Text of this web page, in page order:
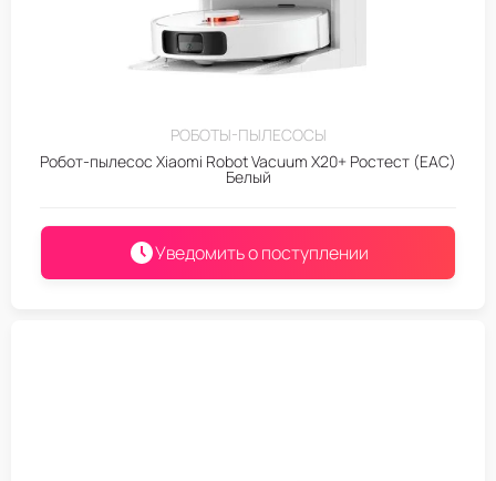
РОБОТЫ-ПЫЛЕСОСЫ
Робот-пылесос Xiaomi Robot Vacuum X20+ Ростест (EAC)
Белый
Уведомить о поступлении